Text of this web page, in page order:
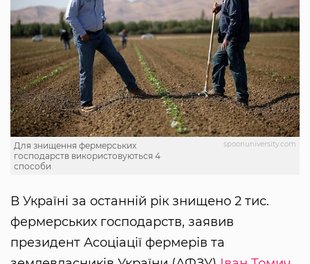
spoonuniversity.com
Для знищення фермерських
господарств використовуються 4
способи
В Україні за останній рік знищено 2 тис.
фермерських господарств, заявив
президент Асоціації фермерів та